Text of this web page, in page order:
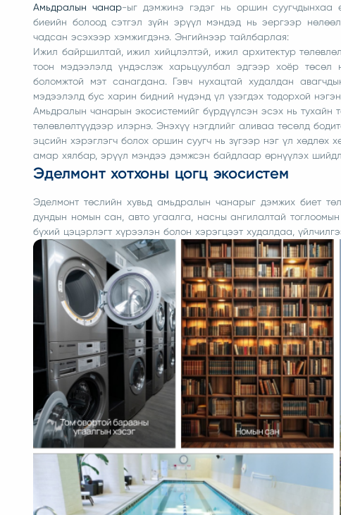
Амьдралын чанар-ыг дэмжинэ гэдэг нь оршин суугчдынхаа
биеийн болоод сэтгэл зүйн эрүүл мэндэд нь эергээр
чадсан эсэхээр хэмжигдэнэ. Энгийнээр тайлбарлая:
Ижил байршилтай, ижил хийцлэлтэй, ижил архитектур
тоон мэдээлэлд үндэслэж харьцуулбал эдгээр хоёр
боломжтой мэт санагдана. Гэвч нухацтай худалдан
мэдээлэлд бус харин бидний нүдэнд үл үзэгдэх тодорхой
Амьдралын чанарын экосистемийг бүрдүүлсэн эсэх нь
төлөвлөлтүүдээр илэрнэ. Энэхүү нэгдлийг аливаа төсөлд
эцсийн хэрэглэгч болох оршин суугч нь зүгээр нэг үл хөдлөх
амар хялбар, эрүүл мэндээ дэмжсэн байдлаар өрнүүлэх
Эделмонт хотхоны цогц экосистем
Эделмонт төслийн хувьд амьдралын чанарыг дэмжих биет
дундын номын сан, авто угаалга, насны ангилалтай
бүхий цэцэрлэгт хүрээлэн болон хэрэгцээт худалдаа,